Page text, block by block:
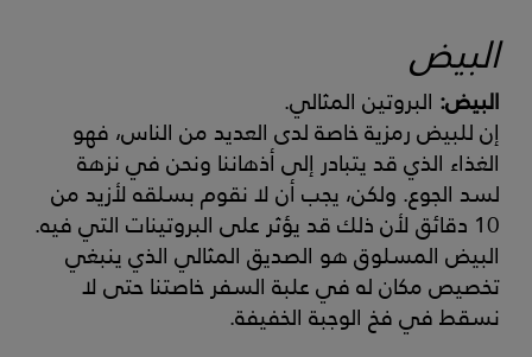
البيض
البيض: البروتين المثالي.
إن للبيض رمزية خاصة لدى العديد من الناس، فهو
الغذاء الذي قد يتبادر إلى أذهاننا ونحن في نزهة
لسد الجوع. ولكن، يجب أن لا نقوم بسلقه لأزيد من
10 دقائق لأن ذلك قد يؤثر على البروتينات التي فيه.
البيض المسلوق هو الصديق المثالي الذي ينبغي
تخصيص مكان له في علبة السفر خاصتنا حتى لا
نسقط في فخ الوجبة الخفيفة.